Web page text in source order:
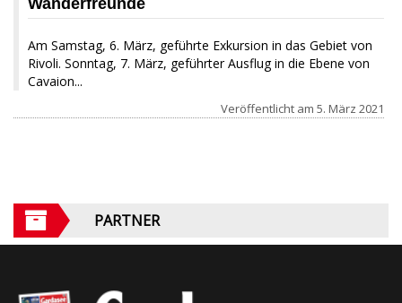
Am Samstag, 6. März, geführte Exkursion in das Gebiet von
Rivoli. Sonntag, 7. März, geführter Ausflug in die Ebene von
Cavaion...
Veröffentlicht am 5. März 2021
PARTNER